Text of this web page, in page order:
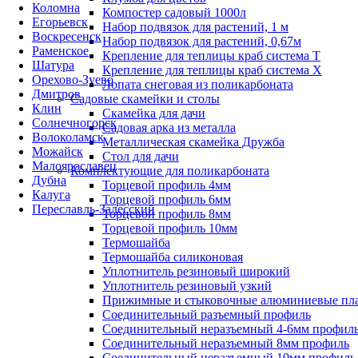
Коломна
Егорьевск
Воскресенск
Раменское
Шатура
Орехово-Зуево
Дмитров
Клин
Солнечногорск
Волоколамск
Можайск
Малоярославец
Дубна
Калуга
Переславль-Залесский
Компостер садовый 1000л
Набор подвязок для растений, 1 м
Набор подвязок для растений, 0,67м
Крепление для теплицы краб система Т
Крепление для теплицы краб система Х
Лопата снеговая из поликарбоната
Садовые скамейки и столы
Скамейка для дачи
Садовая арка из металла
Металлическая скамейка Дружба
Стол для дачи
Комплектующие для поликарбоната
Торцевой профиль 4мм
Торцевой профиль 6мм
Торцевой профиль 8мм
Торцевой профиль 10мм
Термошайба
Термошайба силиконовая
Уплотнитель резиновый широкий
Уплотнитель резиновый узкий
Прижимные и стыковочные алюминиевые
Соединительный разъемный профиль
Соединительный неразъемный 4-6мм
Соединительный неразъемный 8мм профиль